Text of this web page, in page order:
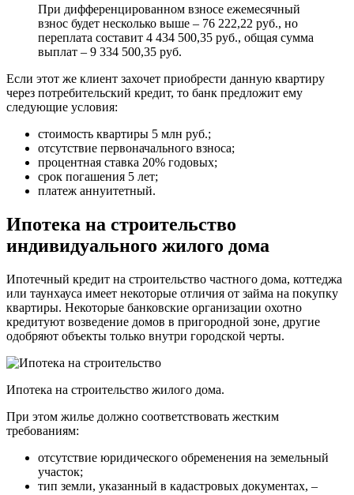
При дифференцированном взносе ежемесячный
взнос будет несколько выше – 76 222,22 руб., но
переплата составит 4 434 500,35 руб., общая сумма
выплат – 9 334 500,35 руб.
Если этот же клиент захочет приобрести данную квартиру
через потребительский кредит, то банк предложит ему
следующие условия:
стоимость квартиры 5 млн руб.;
отсутствие первоначального взноса;
процентная ставка 20% годовых;
срок погашения 5 лет;
платеж аннуитетный.
Ипотека на строительство
индивидуального жилого дома
Ипотечный кредит на строительство частного дома, коттеджа
или таунхауса имеет некоторые отличия от займа на покупку
квартиры. Некоторые банковские организации охотно
кредитуют возведение домов в пригородной зоне, другие
одобряют объекты только внутри городской черты.
Ипотека на строительство жилого дома.
При этом жилье должно соответствовать жестким
требованиям:
отсутствие юридического обременения на земельный
участок;
тип земли, указанный в кадастровых документах, –